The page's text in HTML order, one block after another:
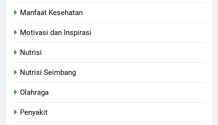
Manfaat Kesehatan
Motivasi dan Inspirasi
Nutrisi
Nutrisi Seimbang
Olahraga
Penyakit